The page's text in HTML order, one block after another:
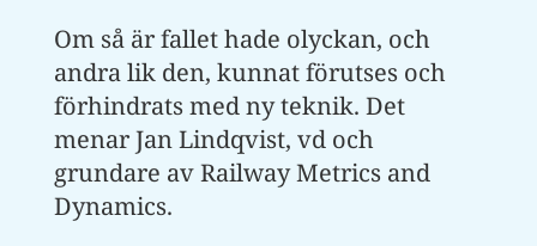
Om så är fallet hade olyckan, och
andra lik den, kunnat förutses och
förhindrats med ny teknik. Det
menar Jan Lindqvist, vd och
grundare av Railway Metrics and
Dynamics.